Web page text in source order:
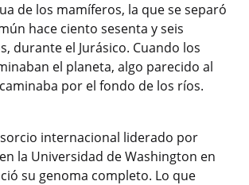
de los mamíferos, la que se separó
hace ciento sesenta y seis
durante el Jurásico. Cuando los
el planeta, algo parecido al
por el fondo de los ríos.
internacional liderado por
la Universidad de Washington en
su genoma completo. Lo que